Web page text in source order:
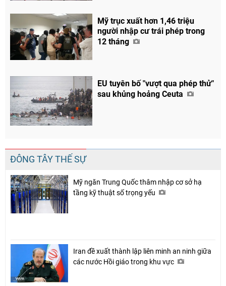
Mỹ trục xuất hơn 1,46 triệu
người nhập cư trái phép trong
12 tháng
EU tuyên bố "vượt qua phép thử"
sau khủng hoảng Ceuta
ĐÔNG TÂY THẾ SỰ
Mỹ ngăn Trung Quốc thâm nhập cơ sở hạ
tầng kỹ thuật số trọng yếu
Iran đề xuất thành lập liên minh an ninh giữa
các nước Hồi giáo trong khu vực